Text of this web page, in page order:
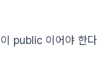
public 이어야 한다